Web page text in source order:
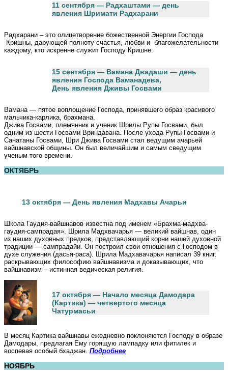
11 сентября — Радхаштами — день
явления Шримати Радхарани
Радхарани – это олицетворение божественной Энергии Господа
Кришны, дарующей полноту счастья, любви и благожелательности
каждому, кто искренне служит Господу Кришне.
15 сентября — Вамана Двадаши — день
явления Господа Ваманадева,
День явления Дживы Госвами
Вамана — пятое воплощение Господа, принявшего образ красивого
мальчика-карлика, брахмана.
Джива Госвами, племянник и ученик Шрилы Рупы Госвами, был
одним из шести Госвами Вриндавана. После ухода Рупы Госвами и
Санатаны Госвами, Шри Джива Госвами стал ведущим ачарьей
вайшнавской общины. Он был величайшим и самым сведущим
ученым того времени.
ОКТЯБРЬ
13 октября — День явления Мадхавы Ачарьи
Школа Гаудия-вайшнавов известна под именем «Брахма-мадхва-
гаудия-сампрадая». Шрила Мадхвачарья — великий вайшнав, один
из наших духовных предков, представляющий корни нашей духовной
традиции — сампрадайи. Он построил свои отношения с Господом в
духе служения (дасья-раса). Шрила Мадхавачарья написал 39 книг,
раскрывающих философию вайшнавизма и доказывающих, что
вайшнавизм – истинная ведическая религия.
17 октября — Начало месяца Дамодара
(Картика) — четвертого месяца
Чатурмасьи
В месяц Картика вайшнавы ежедневно поклоняются Господу в образе
Дамодары, предлагая Ему горящую лампадку или фитилек и
воспевая особый бхаджан. Подробнее
НОЯБРЬ